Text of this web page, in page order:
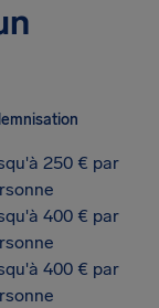
250 € par
400 € par
400 € par